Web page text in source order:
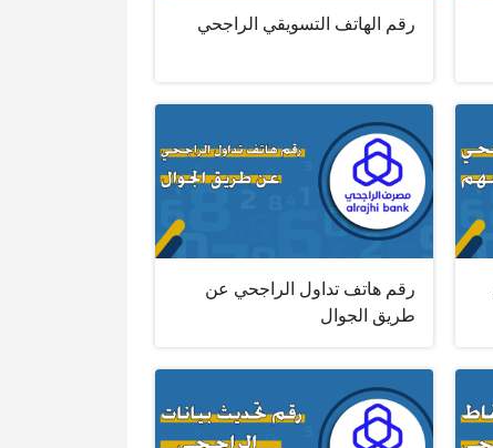
رقم الهاتف التسويقي الراجحي
رقم هاتف تداول الراجحي عن
طريق الجوال